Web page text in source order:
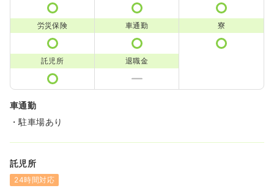
労災保険 車通勤 寮
託児所 退職金
車通勤
・駐車場あり
託児所
24時間対応